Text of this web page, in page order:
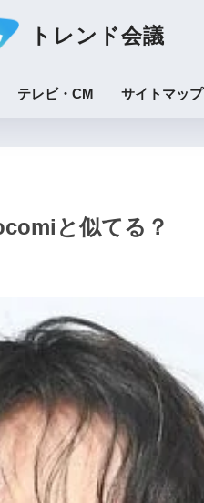
トレンド会議
テレビ・CM サイトマップ
と似てる？